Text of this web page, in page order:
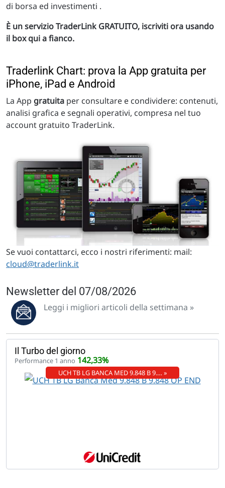
di borsa ed investimenti .
È un servizio TraderLink GRATUITO, iscriviti ora usando
il box qui a fianco.
Traderlink Chart: prova la App gratuita per
iPhone, iPad e Android
La App gratuita per consultare e condividere: contenuti,
analisi grafica e segnali operativi, compresa nel tuo
account gratuito TraderLink.
Se vuoi contattarci, ecco i nostri riferimenti: mail:
cloud@traderlink.it
Newsletter del 07/08/2026
Leggi i migliori articoli della settimana »
Il Turbo del giorno
Performance 1 anno 142,33%
UCH TB LG BANCA MED 9.848 B 9.… »